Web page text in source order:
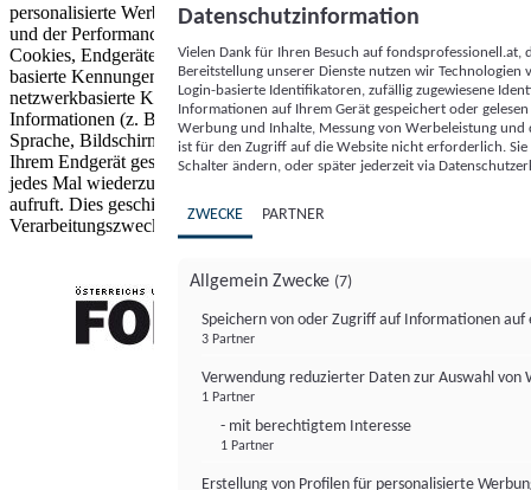
personalisierte Werbung und Inhalte, Messung von Werbeleistung
und der Performance von Inhalten sowie Zielgruppenforschung.
Cookies, Endgeräte- oder ähnliche Online-Kennungen (z. B. login-
basierte Kennungen, zufällig generierte Kennungen,
netzwerkbasierte Kennungen) können zusammen mit anderen
Informationen (z. B. Browsertyp und Browserinformationen,
Sprache, Bildschirmgröße, unterstützte Technologien usw.) auf
Ihrem Endgerät gespeichert oder von dort ausgelesen werden, um es
jedes Mal wiederzuerkennen, wenn es eine App oder einer Webseite
aufruft. Dies geschieht für einen oder mehrere der hier aufgeführten
Verarbeitungszwecke.
Datenschutzinformation
Vielen Dank für Ihren Besuch auf
Bereitstellung unserer Dienste nutzen wir Technologien
Login-basierte Identifikatoren, zufällig zugewiesene
Informationen auf Ihrem Gerät gespeichert oder
Werbung und Inhalte, Messung von Werbeleistung
ist für den Zugriff auf die Website nicht erforderlich.
Schalter ändern, oder später jederzeit via
ZWECKE PARTNER
Allgemein Zwecke (7)
Speichern von oder Zugriff auf Informationen auf
3 Partner
Verwendung reduzierter Daten zur Auswahl von
1 Partner
- mit berechtigtem Interesse
1 Partner
Erstellung von Profilen für personalisierte
FONDS professionell